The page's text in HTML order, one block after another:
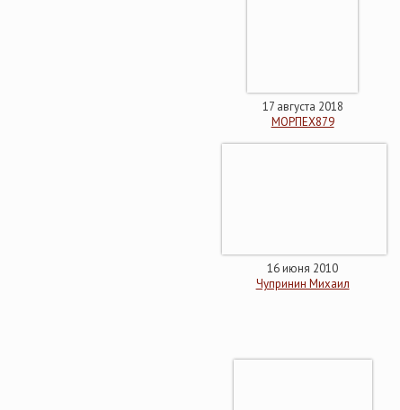
17 августа 2018
МОРПЕХ879
16 июня 2010
Чупринин Михаил